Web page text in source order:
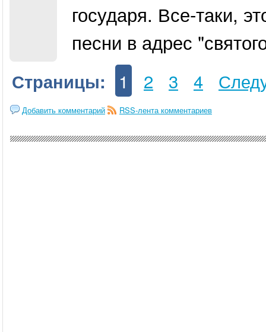
государя. Все-таки,
песни в адрес
Страницы: 1 2 3 4
Добавить комментарий RSS-лента комментариев